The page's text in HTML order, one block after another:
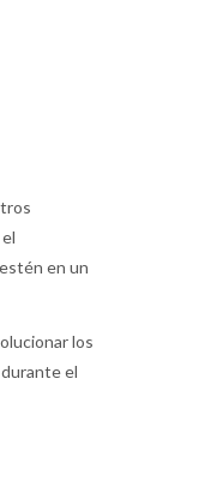
en un
los
el